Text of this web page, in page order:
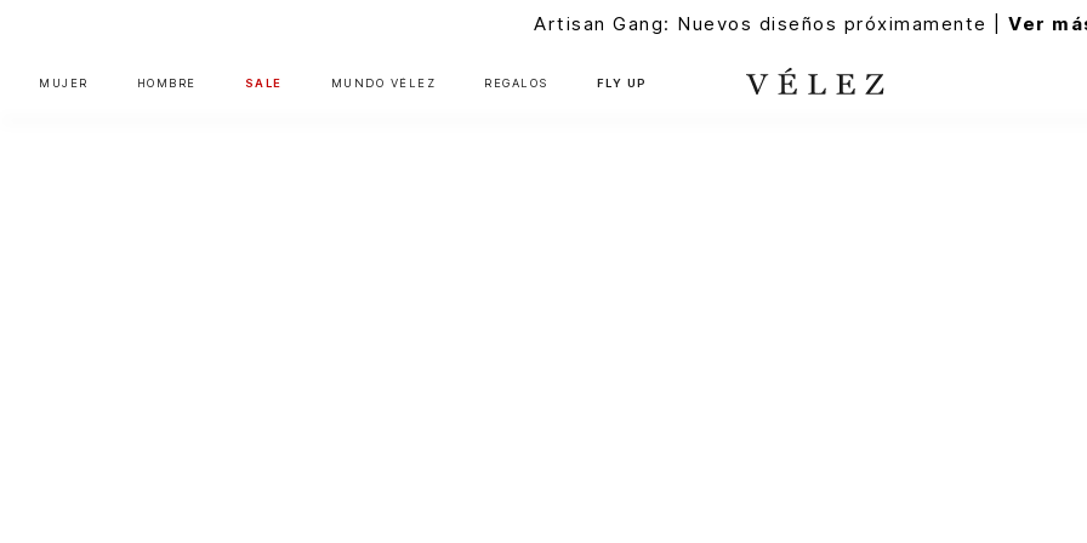
Artisan Gang: Nuevos diseños próximamente |Ver
MUJER HOMBRE SALE MUNDO VÉLEZ REGALOS FLY UP